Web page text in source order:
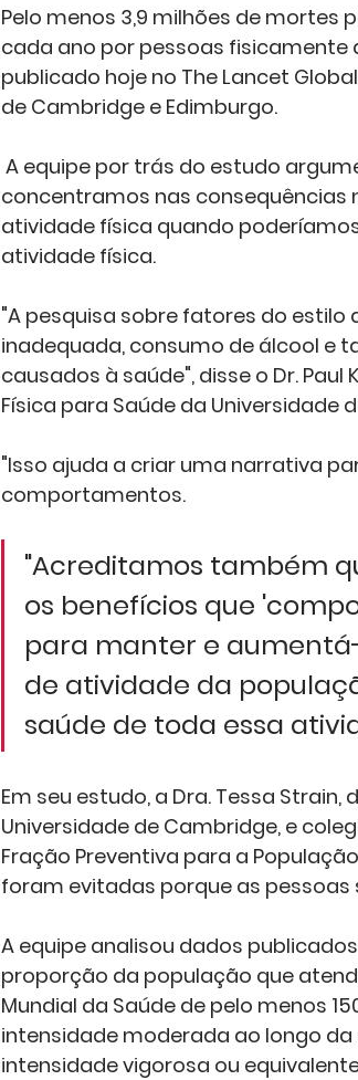
Pelo menos 3,9 milhões de
cada ano por pessoas
publicado hoje no The Lancet
de Cambridge e Edimburgo.
concentramos nas consequências
atividade física quando
atividade física.
"A pesquisa sobre fatores do
inadequada, consumo de álcool e
causados à saúde", disse o Dr.
Física para Saúde da Universidade
"Isso ajuda a criar uma narrativa
comportamentos.
"Acreditamos também
os benefícios que
para manter e
de atividade da
saúde de toda essa
Em seu estudo, a Dra. Tessa Strain,
Universidade de Cambridge, e
Fração Preventiva para a
foram evitadas porque as
A equipe analisou dados
proporção da população que
Mundial da Saúde de pelo menos
intensidade moderada ao longo
intensidade vigorosa ou